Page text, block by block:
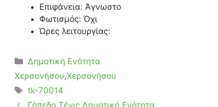
Επιφάνεια: Άγνωστο
Φωτισμός: Όχι
Ώρες λειτουργίας:
Κατηγορίες
Δημοτική Ενότητα
Χερσονήσου,Χερσονήσου
Ετικέτες
tk-70014
Γήπεδο Τένις Δημοτική Ενότητα